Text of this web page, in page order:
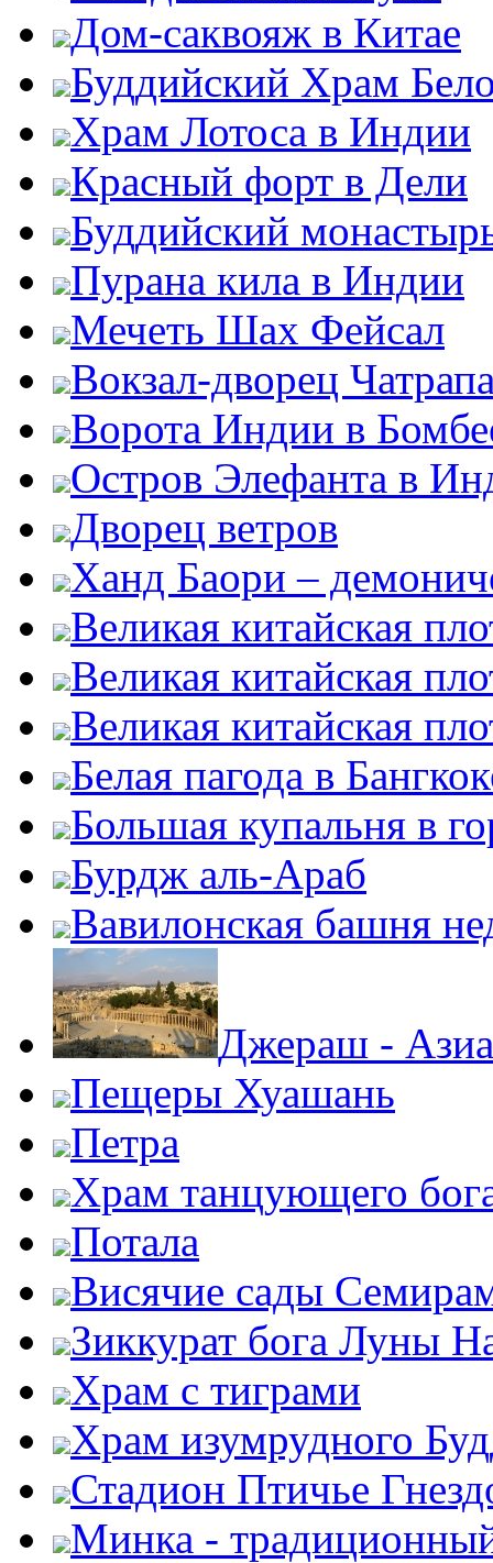
Дом-саквояж в Китае
Буддийский Храм
Храм Лотоса в Индии
Красный форт в Дели
Буддийский
Пурана кила в Индии
Мечеть Шах Фейсал
Вокзал-дворец
Ворота Индии в
Остров Элефанта в
Дворец ветров
Ханд Баори –
Великая китайская
Великая китайская
Великая китайская
Белая пагода в
Большая купальня в
Бурдж аль-Араб
Вавилонская башня
Джераш -
Пещеры Хуашань
Петра
Храм танцующего
Потала
Висячие сады
Зиккурат бога Луны
Храм с тиграми
Храм изумрудного
Стадион Птичье
Минка -